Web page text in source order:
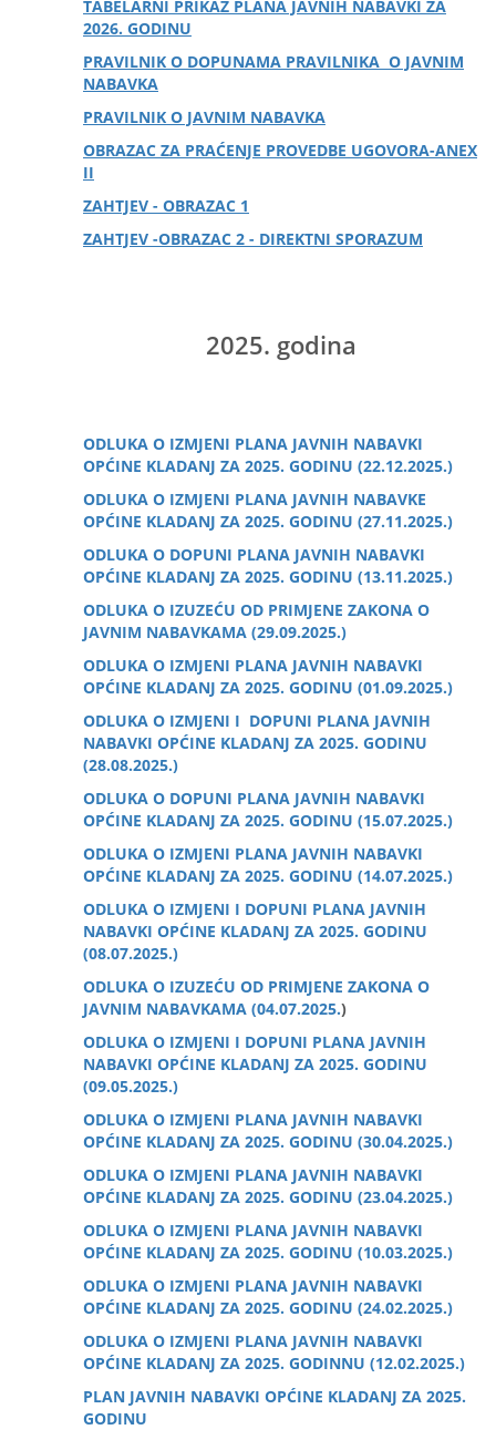
TABELARNI PRIKAZ PLANA JAVNIH NABAVKI ZA
2026. GODINU
PRAVILNIK O DOPUNAMA PRAVILNIKA O JAVNIM
NABAVKA
PRAVILNIK O JAVNIM NABAVKA
OBRAZAC ZA PRAĆENJE PROVEDBE UGOVORA-ANEX
II
ZAHTJEV - OBRAZAC 1
ZAHTJEV -OBRAZAC 2 - DIREKTNI SPORAZUM
2025. godina
ODLUKA O IZMJENI PLANA JAVNIH NABAVKI
OPĆINE KLADANJ ZA 2025. GODINU (22.12.2025.)
ODLUKA O IZMJENI PLANA JAVNIH NABAVKE
OPĆINE KLADANJ ZA 2025. GODINU (27.11.2025.)
ODLUKA O DOPUNI PLANA JAVNIH NABAVKI
OPĆINE KLADANJ ZA 2025. GODINU (13.11.2025.)
ODLUKA O IZUZEĆU OD PRIMJENE ZAKONA O
JAVNIM NABAVKAMA (29.09.2025.)
ODLUKA O IZMJENI PLANA JAVNIH NABAVKI
OPĆINE KLADANJ ZA 2025. GODINU (01.09.2025.)
ODLUKA O IZMJENI I DOPUNI PLANA JAVNIH
NABAVKI OPĆINE KLADANJ ZA 2025. GODINU
(28.08.2025.)
ODLUKA O DOPUNI PLANA JAVNIH NABAVKI
OPĆINE KLADANJ ZA 2025. GODINU (15.07.2025.)
ODLUKA O IZMJENI PLANA JAVNIH NABAVKI
OPĆINE KLADANJ ZA 2025. GODINU (14.07.2025.)
ODLUKA O IZMJENI I DOPUNI PLANA JAVNIH
NABAVKI OPĆINE KLADANJ ZA 2025. GODINU
(08.07.2025.)
ODLUKA O IZUZEĆU OD PRIMJENE ZAKONA O
JAVNIM NABAVKAMA (04.07.2025.)
ODLUKA O IZMJENI I DOPUNI PLANA JAVNIH
NABAVKI OPĆINE KLADANJ ZA 2025. GODINU
(09.05.2025.)
ODLUKA O IZMJENI PLANA JAVNIH NABAVKI
OPĆINE KLADANJ ZA 2025. GODINU (30.04.2025.)
ODLUKA O IZMJENI PLANA JAVNIH NABAVKI
OPĆINE KLADANJ ZA 2025. GODINU (23.04.2025.)
ODLUKA O IZMJENI PLANA JAVNIH NABAVKI
OPĆINE KLADANJ ZA 2025. GODINU (10.03.2025.)
ODLUKA O IZMJENI PLANA JAVNIH NABAVKI
OPĆINE KLADANJ ZA 2025. GODINU (24.02.2025.)
ODLUKA O IZMJENI PLANA JAVNIH NABAVKI
OPĆINE KLADANJ ZA 2025. GODINNU (12.02.2025.)
PLAN JAVNIH NABAVKI OPĆINE KLADANJ ZA 2025.
GODINU